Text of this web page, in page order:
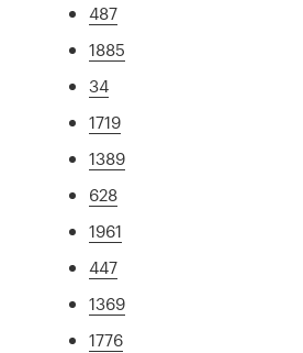
487
1885
34
1719
1389
628
1961
447
1369
1776